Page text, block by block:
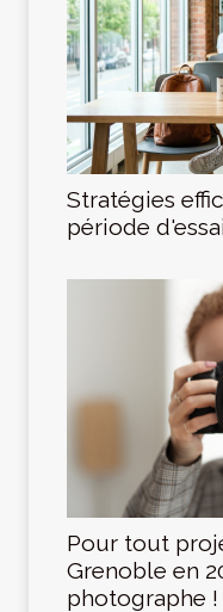
Stratégies
période
Pour tout
Grenoble en
photographe !